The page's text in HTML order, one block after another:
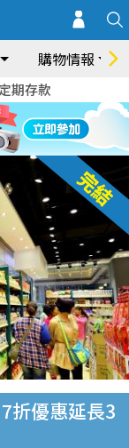
購物情報
定期存款
折優惠延長3